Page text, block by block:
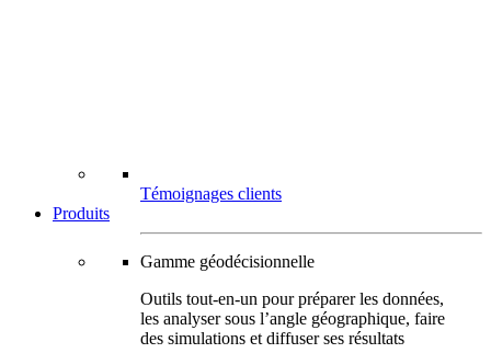
Témoignages clients
Produits
Gamme géodécisionnelle
Outils tout-en-un pour préparer les données,
les analyser sous l’angle géographique, faire
des simulations et diffuser ses résultats